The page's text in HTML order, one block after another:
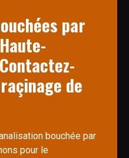
par
de
bouchée par
pour le